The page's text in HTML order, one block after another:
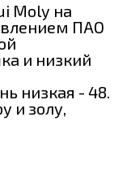
Moly на
ПАО
и низкий
низкая - 48.
и золу,